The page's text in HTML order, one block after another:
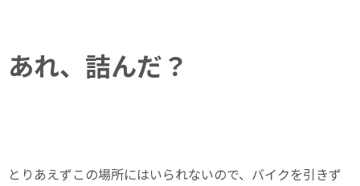
あれ、詰んだ？
とりあえずこの場所にはいられないので、バイクを引きず